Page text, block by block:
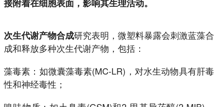
接附着在细胞表面，影响其生理活动。
次生代谢产物合成研究表明，微塑料暴露会刺激蓝藻合
成和释放多种次生代谢产物，包括：
藻毒素：如微囊藻毒素(MC-LR)，对水生动物具有肝毒
性和神经毒性；